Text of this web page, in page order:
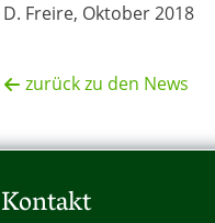
D. Freire, Oktober 2018
zurück zu den News
Kontakt